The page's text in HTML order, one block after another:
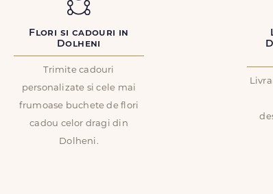
Flori si cadouri in
Dolheni
Trimite cadouri
personalizate si cele mai
frumoase buchete de flori
cadou celor dragi din
Dolheni.